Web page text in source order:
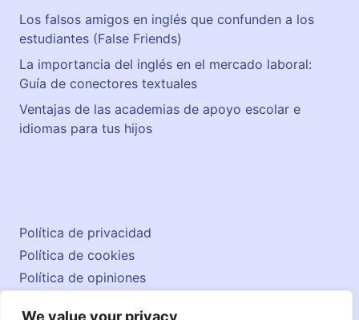
We value your privacy
Los falsos amigos en inglés que confunden a los
estudiantes (False Friends)
La importancia del inglés en el mercado laboral:
Guía de conectores textuales
Ventajas de las academias de apoyo escolar e
idiomas para tus hijos
Política de privacidad
Política de cookies
Política de opiniones